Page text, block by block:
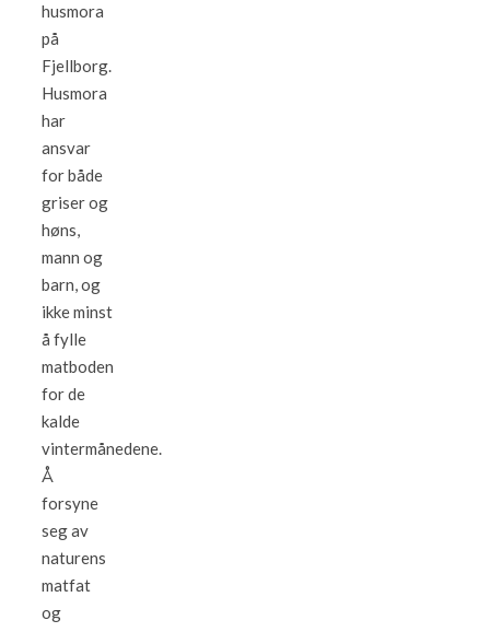
husmora
på
Fjellborg.
Husmora
har
ansvar
for både
griser og
høns,
mann og
barn, og
ikke minst
å fylle
matboden
for de
kalde
vintermånedene.
Å
forsyne
seg av
naturens
matfat
og